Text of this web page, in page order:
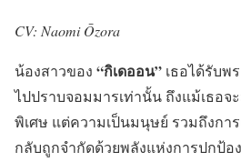
CV: Naomi Ōzora
น้องสาวของ “กิเดออน” เธอได้รับพร
ไปปราบจอมมารเท่านั้น ถึงแม้เธอจ
พิเศษ แต่ความเป็นมนุษย์ รวมถึงก
กลับถูกจำกัดด้วยพลังแห่งการปกป้อ